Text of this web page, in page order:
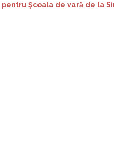
Şcoala de vară de la